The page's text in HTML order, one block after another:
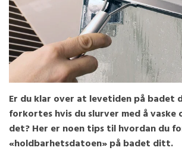
Er du klar over at levetiden på badet
forkortes hvis du slurver med å vaske
det? Her er noen tips til hvordan du
«holdbarhetsdatoen» på badet ditt.